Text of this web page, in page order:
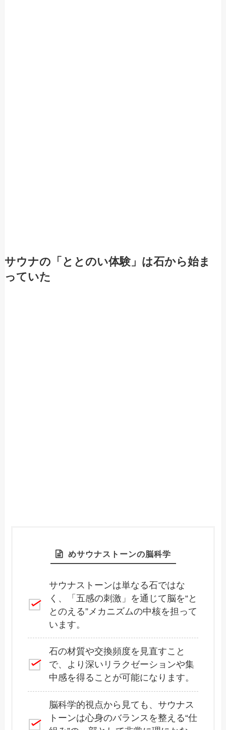
サウナの「ととのい体験」は石から始ま
っていた
めサウナストーンの脳科学
サウナストーンは単なる石ではな
く、「五感の刺激」を通じて脳を“と
とのえる”メカニズムの中核を担って
います。
石の材質や交換頻度を見直すこと
で、より深いリラクゼーションや集
中感を得ることが可能になります。
脳科学的視点から見ても、サウナス
トーンは心身のバランスを整える“仕